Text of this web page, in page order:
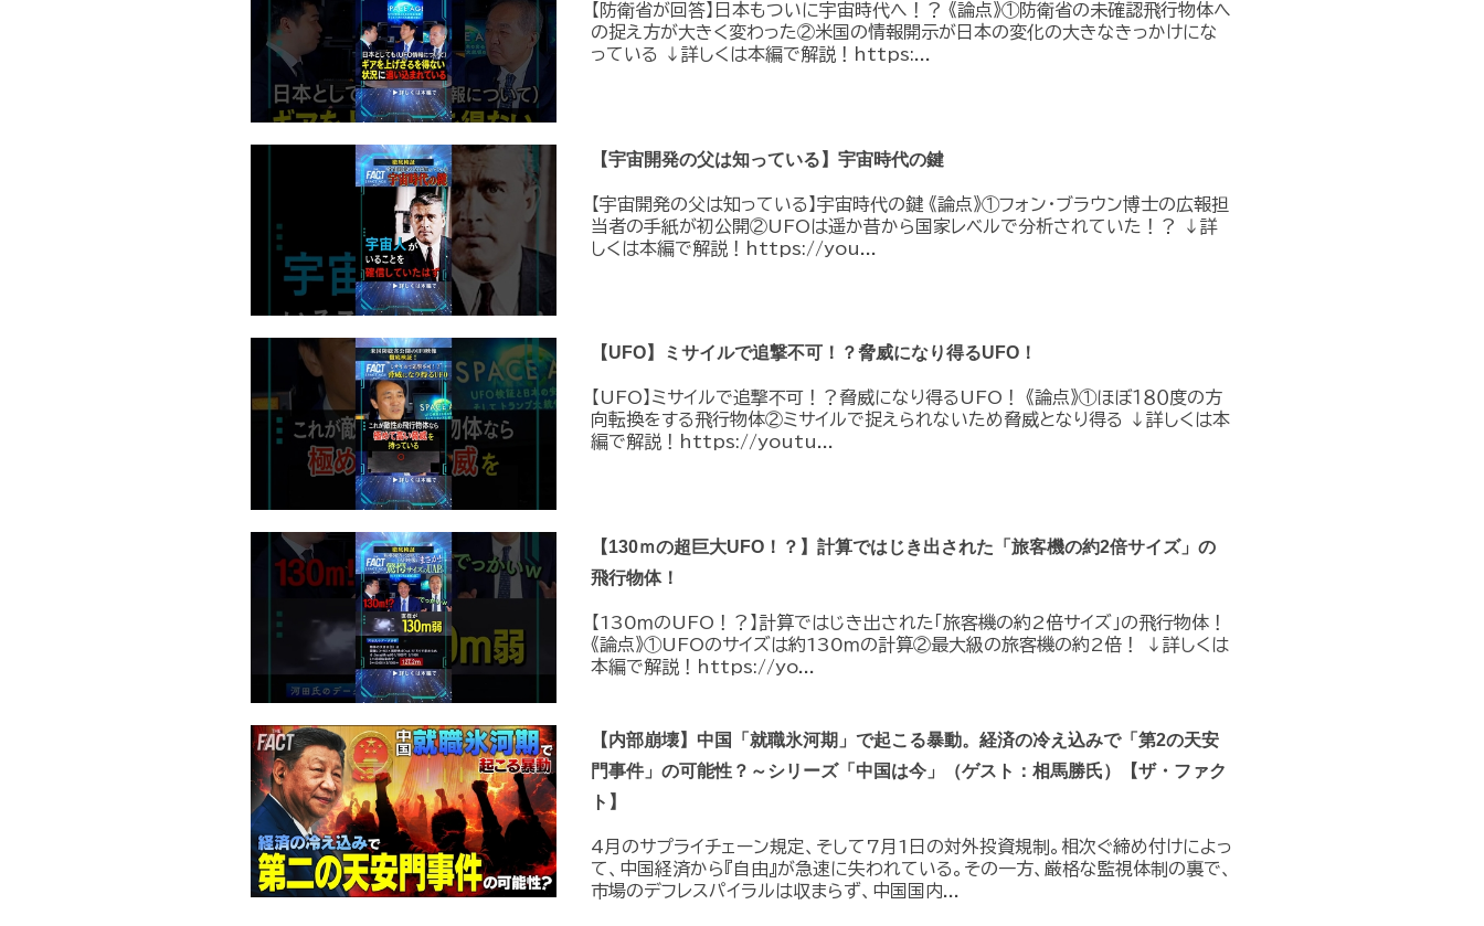
【防衛省が回答】日本もついに宇宙時代へ！？ 《論点》①防衛省の未確認飛行物体へ
の捉え方が大きく変わった②米国の情報開示が日本の変化の大きなきっかけにな
っている ↓詳しくは本編で解説！https:...
【宇宙開発の父は知っている】宇宙時代の鍵
【宇宙開発の父は知っている】宇宙時代の鍵 《論点》①フォン・ブラウン博士の広報担
当者の手紙が初公開②UFOは遥か昔から国家レベルで分析されていた！？ ↓詳
しくは本編で解説！https://you...
【UFO】ミサイルで追撃不可！？脅威になり得るUFO！
【UFO】ミサイルで追撃不可！？脅威になり得るUFO！ 《論点》①ほぼ１８０度の方
向転換をする飛行物体②ミサイルで捉えられないため脅威となり得る ↓詳しくは本
編で解説！https://youtu...
【130ｍの超巨大UFO！？】計算ではじき出された「旅客機の約2倍サイズ」の
飛行物体！
【130ｍのUFO！？】計算ではじき出された「旅客機の約2倍サイズ」の飛行物体！
《論点》①UFOのサイズは約130ｍの計算②最大級の旅客機の約2倍！ ↓詳しくは
本編で解説！https://yo...
【内部崩壊】中国「就職氷河期」で起こる暴動。経済の冷え込みで「第2の天安
門事件」の可能性？～シリーズ「中国は今」（ゲスト：相馬勝氏）【ザ・ファク
ト】
4月のサプライチェーン規定、そして7月1日の対外投資規制。相次ぐ締め付けによっ
て、中国経済から『自由』が急速に失われている。その一方、厳格な監視体制の裏で、
市場のデフレスパイラルは収まらず、中国国内...